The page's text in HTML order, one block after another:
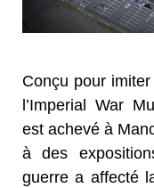
Conçu pour
l’Imperial War
est achevé à
à des
guerre a affecté